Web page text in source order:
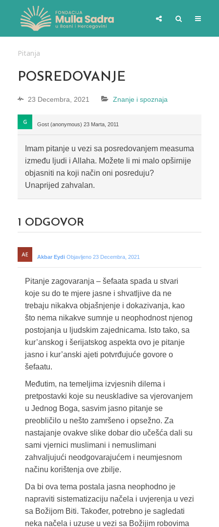
Pitanja
POSREDOVANJE
23 Decembra, 2021 Znanje i spoznaja
Gost (anonymous) 23 Marta, 2011
Imam pitanje u vezi sa posredovanjem measuma
između ljudi i Allaha. Možete li mi malo opširnije
objasniti na koji način oni posreduju?
Unaprijed zahvalan.
1 ODGOVOR
Akbar Eydi Objavljeno 23 Decembra, 2021
Pitanje zagovaranja – šefaata spada u stvari
koje su do te mjere jasne i shvatljive da ne
trebaju nikakva objašnjenje i dokazivanja, kao
što nema nikakve sumnje u neophodnost njenog
postojanja u ljudskim zajednicama. Isto tako, sa
kur’anskog i šerijatskog aspekta ovo je pitanje
jasno i kur’anski ajeti potvrđujuće govore o
šefaatu.
Međutim, na temeljima izvjesnih dilema i
pretpostavki koje su neuskladive sa vjerovanjem
u Jednog Boga, sasvim jasno pitanje se
preobličilo u nešto zamršeno i opsežno. Za
nastajanje ovakve slike dobar dio učešća dali su
sami vjernici muslimani i nemuslimani
zahvaljujući neodgovarajućem i neumjesnom
načinu korištenja ove zbilje.
Da bi ova tema postala jasna neophodno je
napraviti sistematizaciju načela i uvjerenja u vezi
sa Božijom Biti. Također, potrebno je sagledati
neka načela i uzuse u vezi sa Božijim robovima